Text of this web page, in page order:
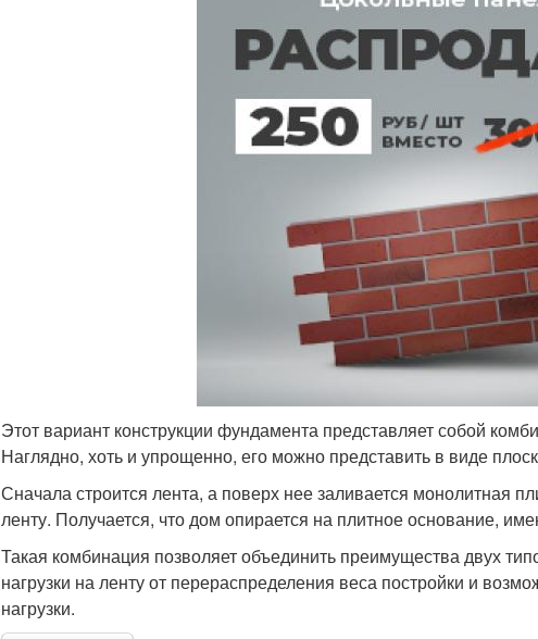
Этот вариант конструкции фундамента представляет собой
Наглядно, хоть и упрощенно, его можно представить в виде
Сначала строится лента, а поверх нее заливается монолитная
ленту. Получается, что дом опирается на плитное основание,
Такая комбинация позволяет объединить преимущества двух
нагрузки на ленту от перераспределения веса постройки и
нагрузки.